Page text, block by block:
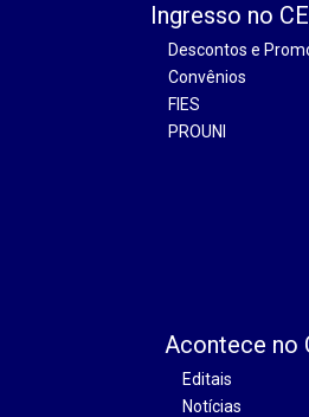
Ingresso no
Descontos e
Convênios
FIES
PROUNI
Acontece no
Editais
Notícias